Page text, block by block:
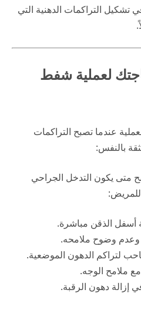
التراكمات الدهنية التي
لعملية شفط
عندما تصبح التراكمات
بالنفس:
متى يكون التدخل الجراحي
للمريض:
أسفل الذقن مباشرة.
وعدم وضوح ملامحه.
لتراكم الدهون الموضعية.
ملامح الوجه.
إزالة دهون الرقبة.